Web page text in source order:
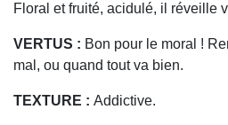
Floral et fruité, acidulé, il réveille
VERTUS : Bon pour le moral !
mal, ou quand tout va bien.
TEXTURE : Addictive.